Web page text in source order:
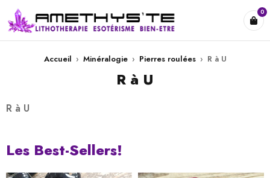
0
Accueil › Minéralogie › Pierres roulées › R à U
R à U
R à U
Les Best-Sellers!